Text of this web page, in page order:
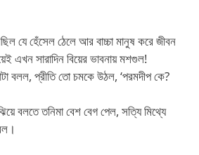
যে হেঁসেল ঠেলে আর বাচ্চা মানুষ করে জীবন
এখন সারাদিন বিয়ের ভাবনায় মশগুল!
বলল, প্রীতি তো চমকে উঠল, ‘পরমদীপ কে?
বলতে তনিমা বেশ বেগ পেল, সত্যি মিথ্যে